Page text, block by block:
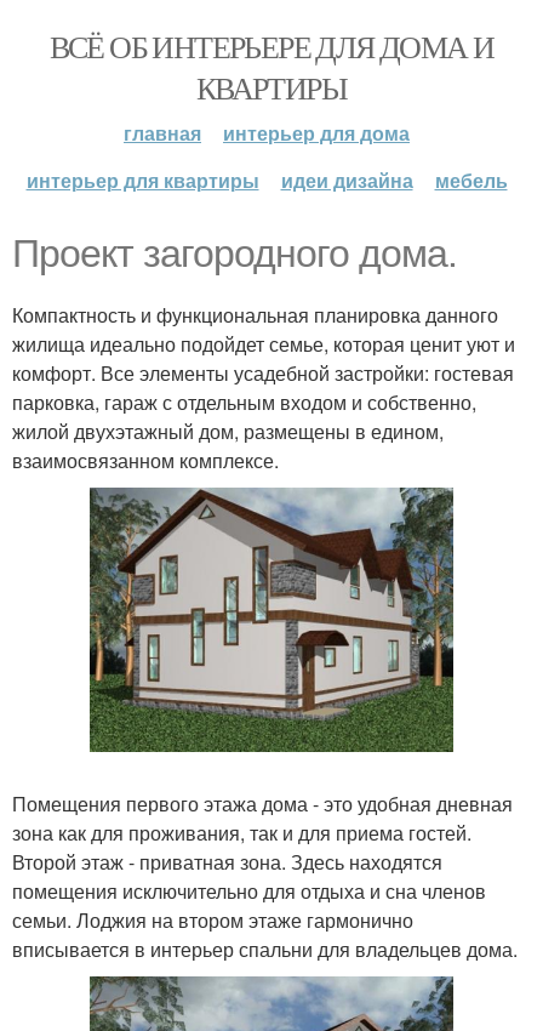
ВСЁ ОБ ИНТЕРЬЕРЕ ДЛЯ ДОМА И
КВАРТИРЫ
главная
интерьер для дома
интерьер для квартиры
идеи дизайна мебель
Проект загородного дома.
Компактность и функциональная планировка данного
жилища идеально подойдет семье, которая ценит уют и
комфорт. Все элементы усадебной застройки: гостевая
парковка, гараж с отдельным входом и собственно,
жилой двухэтажный дом, размещены в едином,
взаимосвязанном комплексе.
Помещения первого этажа дома - это удобная дневная
зона как для проживания, так и для приема гостей.
Второй этаж - приватная зона. Здесь находятся
помещения исключительно для отдыха и сна членов
семьи. Лоджия на втором этаже гармонично
вписывается в интерьер спальни для владельцев дома.